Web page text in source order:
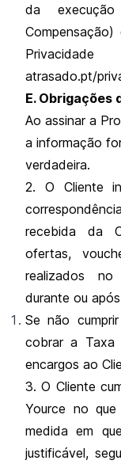
da
atrasado.pt/
E. Obrigações
Ao assinar a
a informação
verdadeira.
2. O Cliente
recebida da
ofertas,
realizados
durante ou
Se não
cobrar a Taxa
encargos ao
3. O Cliente
Yource no
medida em
justificável,